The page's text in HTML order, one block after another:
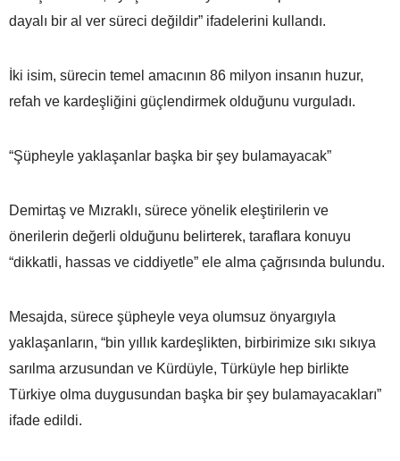
dayalı bir al ver süreci değildir” ifadelerini kullandı.
İki isim, sürecin temel amacının 86 milyon insanın huzur,
refah ve kardeşliğini güçlendirmek olduğunu vurguladı.
“Şüpheyle yaklaşanlar başka bir şey bulamayacak”
Demirtaş ve Mızraklı, sürece yönelik eleştirilerin ve
önerilerin değerli olduğunu belirterek, taraflara konuyu
“dikkatli, hassas ve ciddiyetle” ele alma çağrısında bulundu.
Mesajda, sürece şüpheyle veya olumsuz önyargıyla
yaklaşanların, “bin yıllık kardeşlikten, birbirimize sıkı sıkıya
sarılma arzusundan ve Kürdüyle, Türküyle hep birlikte
Türkiye olma duygusundan başka bir şey bulamayacakları”
ifade edildi.